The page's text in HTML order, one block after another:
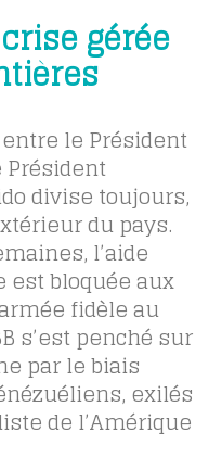
gérée
le Président
divise toujours,
du pays.
l’aide
bloquée aux
fidèle au
s’est penché sur
par le biais
exilés
de l’Amérique